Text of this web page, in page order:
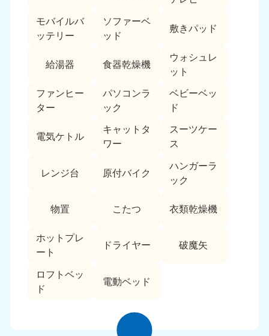
モバイルバ
ッテリー
ソファーベ
ッド
敷きパッド
給湯器 食器乾燥機
ウォシュレ
ット
ファンヒー
ター
パソコンラ
ック
ベビーベッ
ド
電気ケトル
キャットタ
ワー
スーツケー
ス
レンジ台 原付バイク
ハンガーラ
ック
物置 こたつ 衣類乾燥機
ホットプレ
ート
ドライヤー 破魔矢
ロフトベッ
ド
電動ベッド